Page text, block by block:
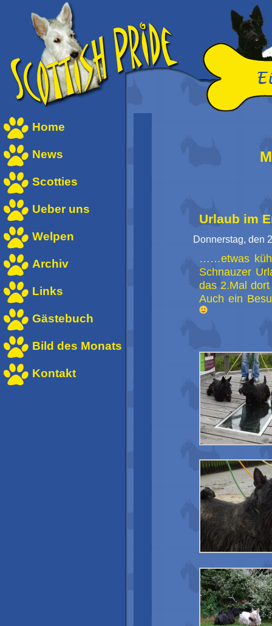
Home
News
Scotties
Ueber uns
Welpen
Archiv
Links
Gästebuch
Bild des Monats
Kontakt
Urlaub im
Donnerstag, den
……etwas
Schnauzer
das 2.Mal
Auch ein